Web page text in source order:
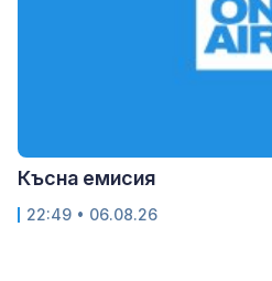
Късна емисия
22:49 • 06.08.26